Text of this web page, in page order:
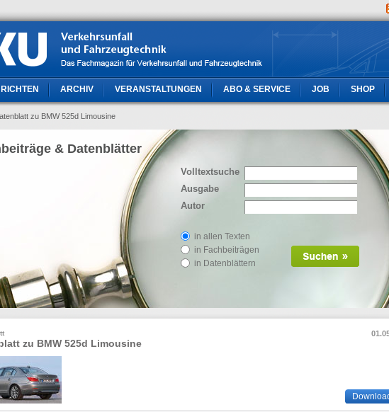
ARCHIV VERANSTALTUNGEN ABO & SERVICE JOB SHOP
zu BMW 525d Limousine
Volltextsuche
Ausgabe
Autor
in allen Texten
in Fachbeiträgen
in Datenblättern
& Datenblätter
zu BMW 525d Limousine